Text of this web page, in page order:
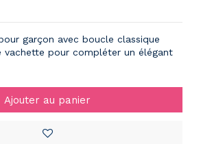
garçon avec boucle classique
vachette pour compléter un élégant
Ajouter au panier